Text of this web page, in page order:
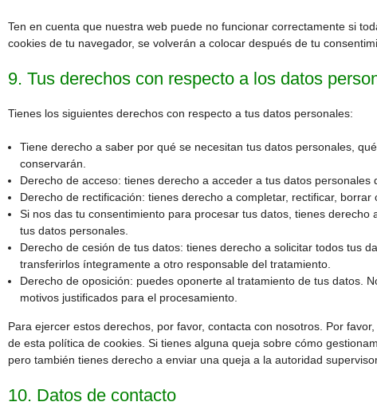
Ten en cuenta que nuestra web puede no funcionar correctamente si
cookies de tu navegador, se volverán a colocar después de tu
9. Tus derechos con respecto a los datos
Tienes los siguientes derechos con respecto a tus datos personales:
Tiene derecho a saber por qué se necesitan tus datos personales,
conservarán.
Derecho de acceso: tienes derecho a acceder a tus datos personales
Derecho de rectificación: tienes derecho a completar, rectificar,
Si nos das tu consentimiento para procesar tus datos, tienes
tus datos personales.
Derecho de cesión de tus datos: tienes derecho a solicitar todos tus
transferirlos íntegramente a otro responsable del tratamiento.
Derecho de oposición: puedes oponerte al tratamiento de tus datos.
motivos justificados para el procesamiento.
Para ejercer estos derechos, por favor, contacta con nosotros. Por
de esta política de cookies. Si tienes alguna queja sobre cómo
pero también tienes derecho a enviar una queja a la autoridad
10. Datos de contacto